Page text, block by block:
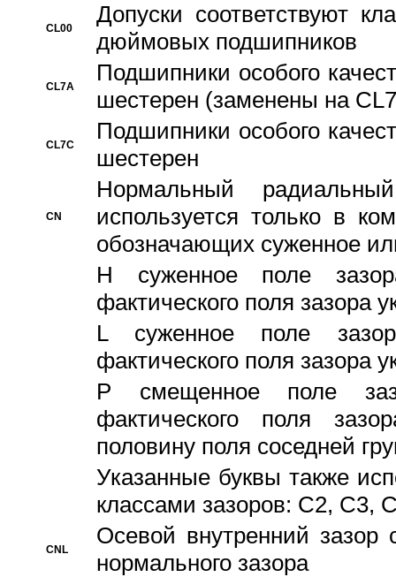
CL00
Допуски соответствуют
дюймовых подшипников
CL7A
Подшипники особого
шестерен (заменены на
CL7C
Подшипники особого
шестерен
CN
Hормальный
используется только в
обозначающих суженное
H суженное поле
фактического поля зазора
L суженное поле
фактического поля зазора
P смещенное поле
фактического поля
половину поля соседней
Указанные буквы также
классами зазоров: С2,
CNL
Осевой внутренний зазор
нормального зазора